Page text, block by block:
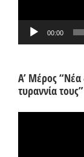
00:00
Α’ Μέρος “Νέα
τυραννία τους”